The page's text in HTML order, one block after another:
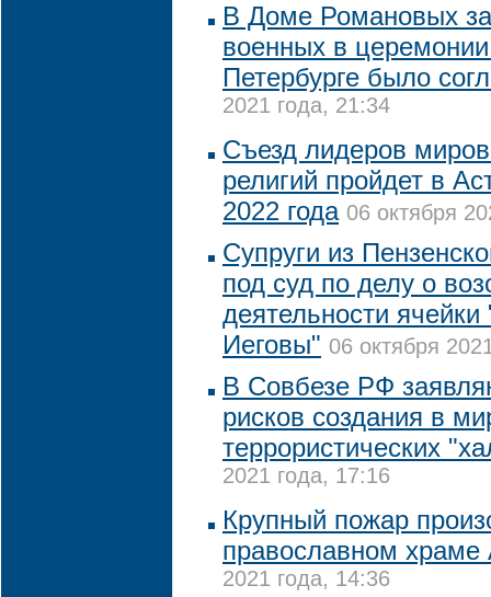
В Доме Романовых
военных в
Петербурге было
2021 года, 21:34
Съезд лидеров
религий пройдет в
2022 года 06 октября
Супруги из
под суд по делу о
деятельности
Иеговы" 06 октября
В Совбезе РФ
рисков создания в
террористических
2021 года, 17:16
Крупный пожар
православном
2021 года, 14:36